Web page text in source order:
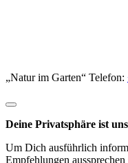
„Natur im Garten“ Telefon:
Deine Privatsphäre ist
Um Dich ausführlich
Empfehlungen